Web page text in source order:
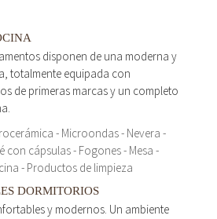
disponen de una moderna y
totalmente equipada con
de primeras marcas y un completo
- Microondas - Nevera -
con cápsulas - Fogones - Mesa -
- Productos de limpieza
DORMITORIOS
y modernos. Un ambiente